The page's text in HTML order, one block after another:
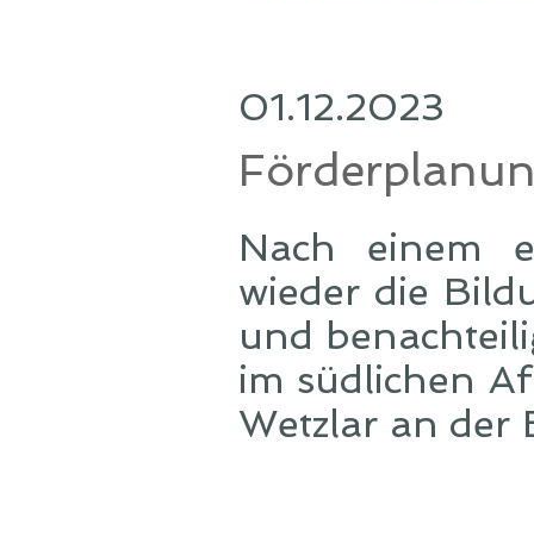
01.12.2023
Nach einem
wieder die
und
im südlichen
Wetzlar an der